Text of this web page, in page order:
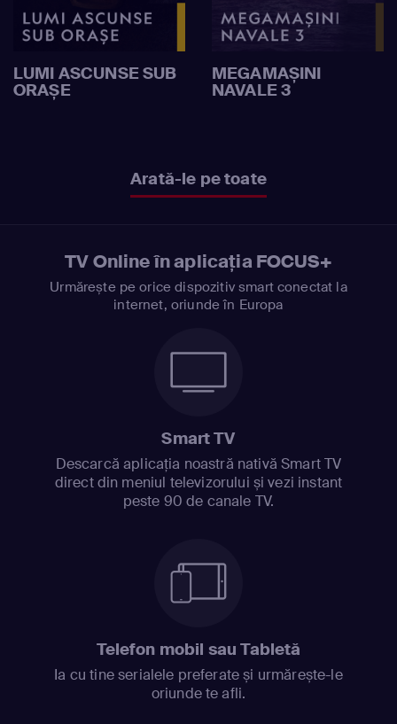
LUMI ASCUNSE SUB
ORAȘE
MEGAMAȘINI
NAVALE 3
Arată-le pe toate
TV Online în aplicația FOCUS+
Urmărește pe orice dispozitiv smart conectat la
internet, oriunde în Europa
Smart TV
Descarcă aplicația noastră nativă Smart TV
direct din meniul televizorului și vezi instant
peste 90 de canale TV.
Telefon mobil sau Tabletă
Ia cu tine serialele preferate și urmărește-le
oriunde te afli.